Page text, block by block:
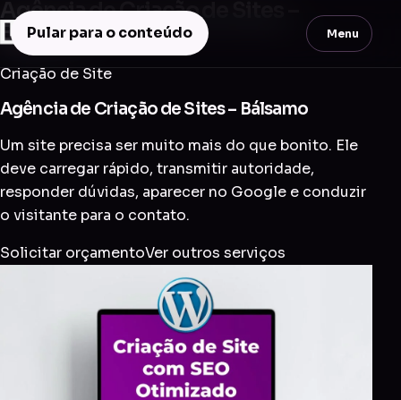
Pular para o conteúdo Menu
Agência de Criação de Sites –
Bálsamo
Criação de Site
Agência de Criação de Sites – Bálsamo
Um site precisa ser muito mais do que bonito. Ele
deve carregar rápido, transmitir autoridade,
responder dúvidas, aparecer no Google e conduzir
o visitante para o contato.
Solicitar orçamentoVer outros serviços